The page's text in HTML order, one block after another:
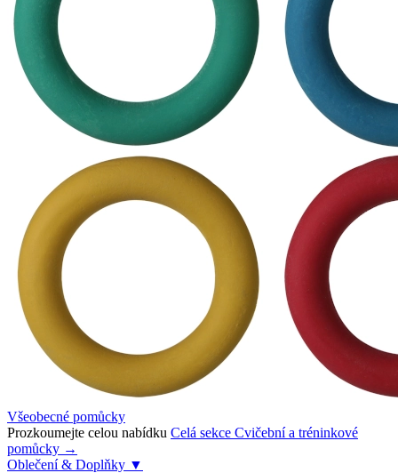
Všeobecné pomůcky
Prozkoumejte celou nabídku Celá sekce Cvičební a tréninkové
pomůcky →
Oblečení & Doplňky ▼